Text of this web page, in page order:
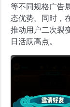
等不同规格广告
态优势。同时，
推动用户二次裂
日活跃高点。